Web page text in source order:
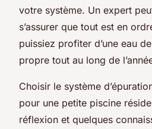
votre système. Un expert
s’assurer que tout est en
puissiez profiter d’une eau
propre tout au long de
Choisir le système
pour une petite piscine
réflexion et quelques